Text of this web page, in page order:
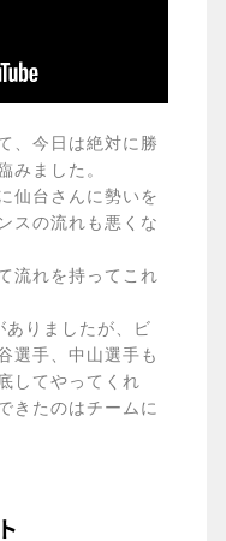
、今日は絶対に勝
みました。
仙台さんに勢いを
スの流れも悪くな
流れを持ってこれ
ありましたが、ビ
選手、中山選手も
してやってくれ
きたのはチームに